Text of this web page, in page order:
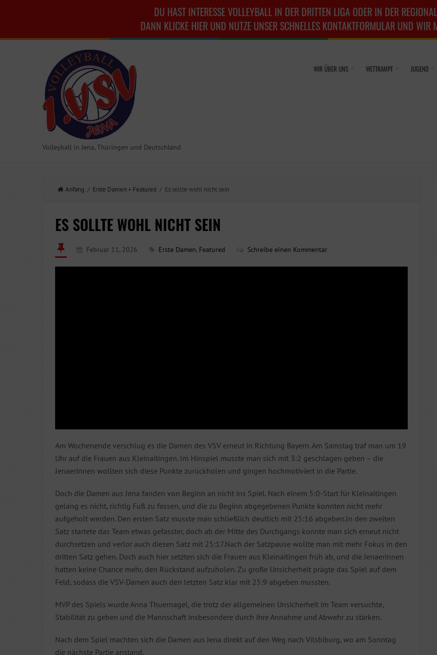
DU HAST INTERESSE VOLLEYBALL IN DER DRITTEN LIGA ODER IN DER
DANN KLICKE HIER UND NUTZE UNSER SCHNELLES KONTAKTFORMULAR UND WIR
Volleyball in Jena, Thüringen und Deutschland
WIR ÜBER UNS WETTKAMPF JUGEND
Anfang / Erste Damen • Featured / Es sollte wohl nicht sein
ES SOLLTE WOHL NICHT SEIN
Februar 11, 2026 Erste Damen, Featured Schreibe einen Kommentar
Am Wochenende verschlug es die Damen des VSV erneut in Richtung Bayern. Am Samstag traf man um 19
Uhr auf die Frauen aus Kleinaitingen. Im Hinspiel musste man sich mit 3:2 geschlagen geben – die
Jenaerinnen wollten sich diese Punkte zurückholen und gingen hochmotiviert in die Partie.
Doch die Damen aus Jena fanden von Beginn an nicht ins Spiel. Nach einem 5:0-Start für Kleinaitingen
gelang es nicht, richtig Fuß zu fassen, und die zu Beginn abgegebenen Punkte konnten nicht mehr
aufgeholt werden. Den ersten Satz musste man schließlich deutlich mit 25:16 abgeben.In den zweiten
Satz startete das Team etwas gefasster, doch ab der Mitte des Durchgangs konnte man sich erneut nicht
durchsetzen und verlor auch diesen Satz mit 25:17.Nach der Satzpause wollte man mit mehr Fokus in den
dritten Satz gehen. Doch auch hier setzten sich die Frauen aus Kleinaitingen früh ab, und die Jenaerinnen
hatten keine Chance mehr, den Rückstand aufzuholen. Zu große Unsicherheit prägte das Spiel auf dem
Feld, sodass die VSV-Damen auch den letzten Satz klar mit 25:9 abgeben mussten.
MVP des Spiels wurde Anna Thuernagel, die trotz der allgemeinen Unsicherheit im Team versuchte,
Stabilität zu geben und die Mannschaft insbesondere durch ihre Annahme und Abwehr zu stärken.
Nach dem Spiel machten sich die Damen aus Jena direkt auf den Weg nach Vilsbiburg, wo am Sonntag
die nächste Partie anstand.